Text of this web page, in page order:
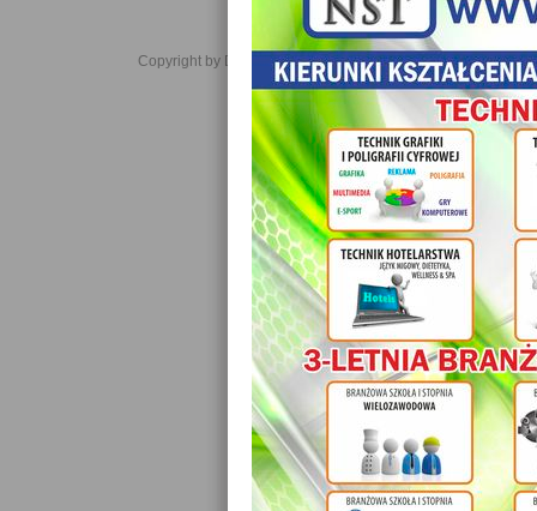
Copyright by Daniel JabĹoĹski 2006-2021. All rights